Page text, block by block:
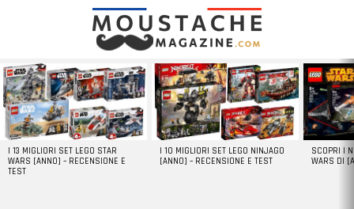
LATEST
STORIES
I 13 MIGLIORI SET LEGO STAR
WARS [ANNO] – RECENSIONE E
TEST
I 10 MIGLIORI SET LEGO NINJAGO
[ANNO] – RECENSIONE E TEST
SCOPRI I
WARS DI